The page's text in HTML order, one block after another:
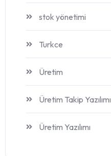
stok yönetimi
Turkce
Üretim
Üretim Takip Yazılımı
Üretim Yazılımı